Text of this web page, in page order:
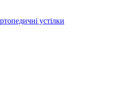
устілки